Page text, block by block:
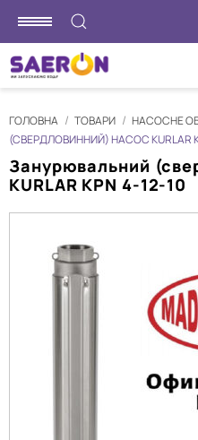
ГОЛОВНА ТОВАРИ НАСОСНЕ
(СВЕРДЛОВИННИЙ) НАСОС KURLAR
Занурювальний
KURLAR KPN 4-12-10